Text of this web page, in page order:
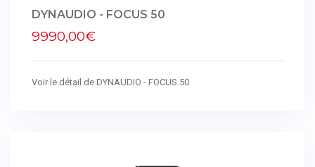
DYNAUDIO - FOCUS 50
9990,00€
Voir le détail de DYNAUDIO - FOCUS 50